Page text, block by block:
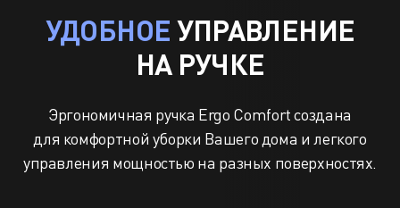
УДОБНОЕ УПРАВЛЕНИЕ
НА РУЧКЕ
Эргономичная ручка Ergo Comfort создана
для комфортной уборки Вашего дома и легкого
управления мощностью на разных поверхностях.